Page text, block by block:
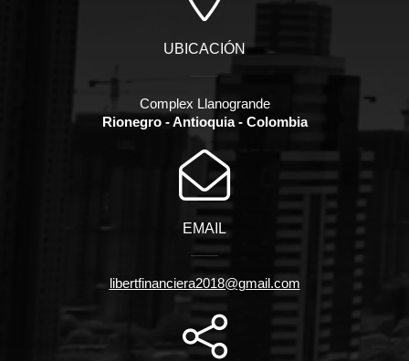
UBICACIÓN
Complex Llanogrande
Rionegro - Antioquia - Colombia
EMAIL
libertfinanciera2018@gmail.com